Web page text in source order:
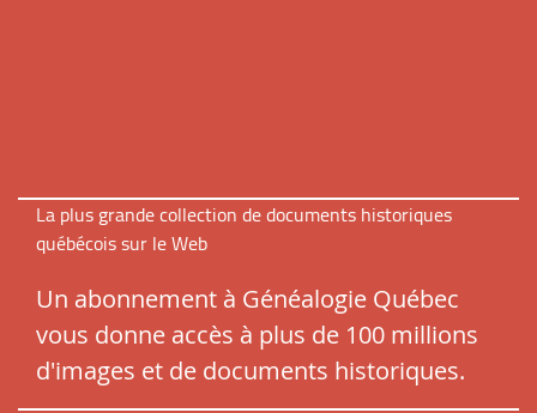
La plus grande collection de documents historiques
québécois sur le Web
Un abonnement à Généalogie Québec
vous donne accès à plus de 100 millions
d'images et de documents historiques.